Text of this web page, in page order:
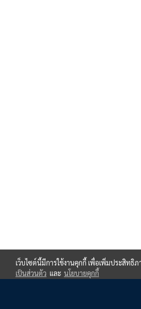
เว็บไซต์นี้มีการใช้งานคุกกี้ เพื่อเพิ่มประสิทธิ
เป็นส่วนตัว และ นโยบายคุกกี้